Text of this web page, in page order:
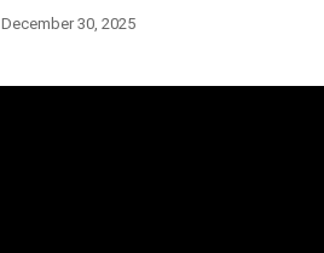
December 30, 2025